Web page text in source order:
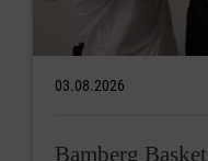
03.08.2026
Bamberg